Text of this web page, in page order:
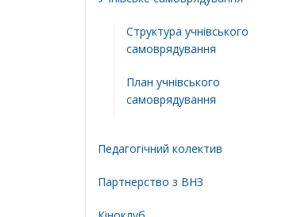
Структура учнiвського
самоврядування
План учнiвського
самоврядування
Педагогічний колектив
Партнерство з ВНЗ